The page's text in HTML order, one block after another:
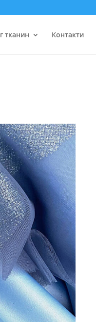
тканин Контакти